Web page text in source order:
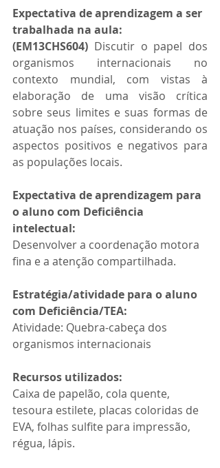
Expectativa de aprendizagem a ser
trabalhada na aula:
(EM13CHS604) Discutir o papel dos
organismos internacionais no
contexto mundial, com vistas à
elaboração de uma visão crítica
sobre seus limites e suas formas de
atuação nos países, considerando os
aspectos positivos e negativos para
as populações locais.
Expectativa de aprendizagem para
o aluno com Deficiência
intelectual:
Desenvolver a coordenação motora
fina e a atenção compartilhada.
Estratégia/atividade para o aluno
com Deficiência/TEA:
Atividade: Quebra-cabeça dos
organismos internacionais
Recursos utilizados:
Caixa de papelão, cola quente,
tesoura estilete, placas coloridas de
EVA, folhas sulfite para impressão,
régua, lápis.